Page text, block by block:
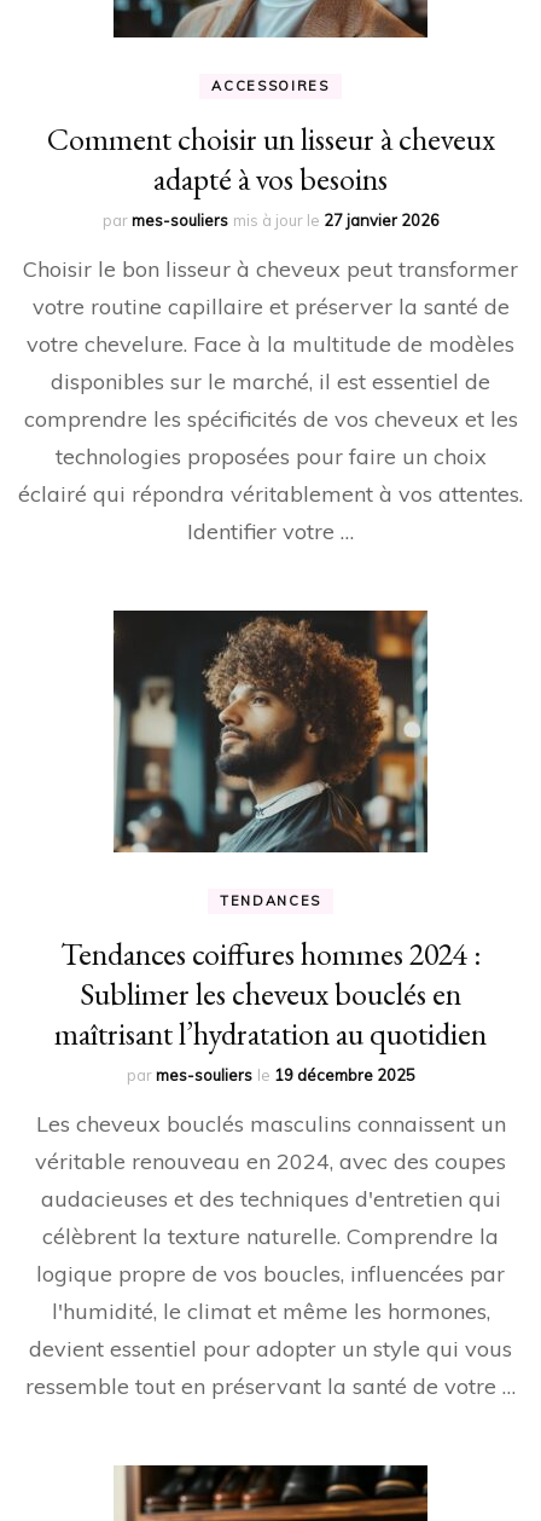
ACCESSOIRES
Comment choisir un lisseur à cheveux
adapté à vos besoins
parmes-souliers mis à jour le 27 janvier 2026
Choisir le bon lisseur à cheveux peut transformer
votre routine capillaire et préserver la santé de
votre chevelure. Face à la multitude de modèles
disponibles sur le marché, il est essentiel de
comprendre les spécificités de vos cheveux et les
technologies proposées pour faire un choix
éclairé qui répondra véritablement à vos attentes.
Identifier votre …
TENDANCES
Tendances coiffures hommes 2024 :
Sublimer les cheveux bouclés en
maîtrisant l’hydratation au quotidien
parmes-souliers le 19 décembre 2025
Les cheveux bouclés masculins connaissent un
véritable renouveau en 2024, avec des coupes
audacieuses et des techniques d'entretien qui
célèbrent la texture naturelle. Comprendre la
logique propre de vos boucles, influencées par
l'humidité, le climat et même les hormones,
devient essentiel pour adopter un style qui vous
ressemble tout en préservant la santé de votre …